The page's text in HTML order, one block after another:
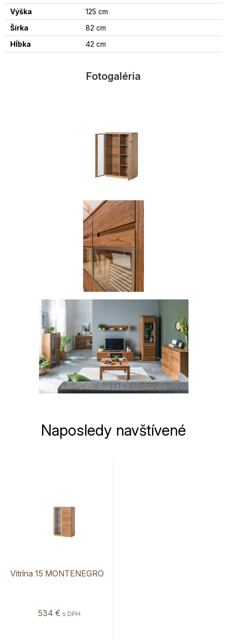
Výška
125 cm
Šírka
82 cm
Hĺbka
42 cm
Fotogaléria
Naposledy navštívené
Vitrína 15 MONTENEGRO
534 € s DPH